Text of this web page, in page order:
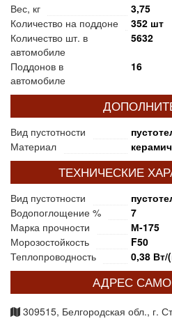
Вес, кг
3,75
Количество на поддоне
352 шт
Количество шт. в
автомобиле
5632
Поддонов в
автомобиле
16
Вид пустотности
Материал
ТЕХНИЧЕСКИЕ
Вид пустотности
Водопоглощение %
7
Марка прочности
М-175
Морозостойкость
F50
Теплопроводность
0,38 Вт/
АДРЕС
309515, Белгородская обл., г.